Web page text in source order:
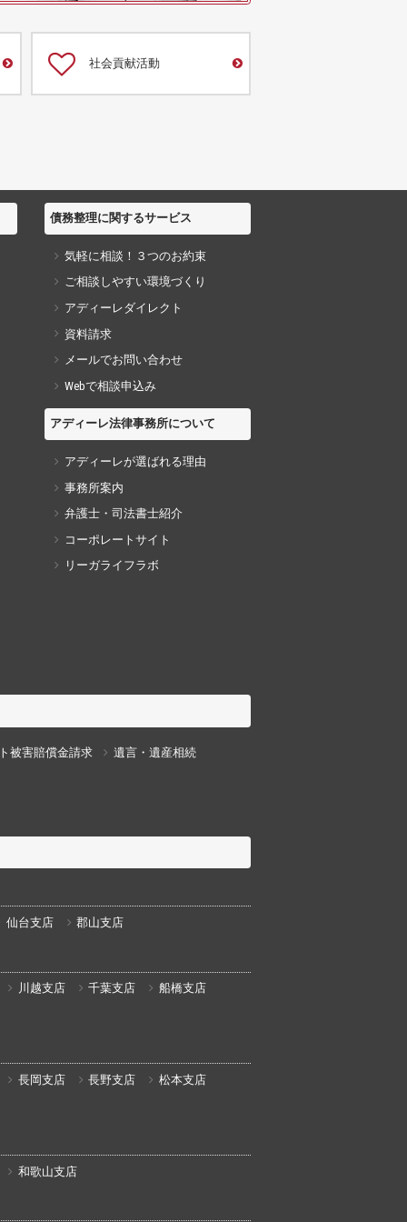
社会貢献活動
債務整理に関するサービス
気軽に相談！３つのお約束
ご相談しやすい環境づくり
アディーレダイレクト
資料請求
メールでお問い合わせ
Webで相談申込み
アディーレ法律事務所について
アディーレが選ばれる理由
事務所案内
弁護士・司法書士紹介
コーポレートサイト
リーガライフラボ
被害賠償金請求 遺言・遺産相続
仙台支店 郡山支店
川越支店 千葉支店 船橋支店
長岡支店 長野支店 松本支店
和歌山支店